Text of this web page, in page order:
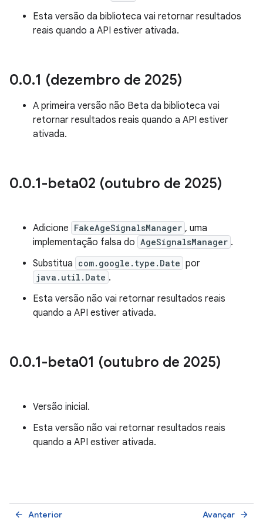
Esta versão da biblioteca vai retornar resultados
reais quando a API estiver ativada.
0.0.1 (dezembro de 2025)
A primeira versão não Beta da biblioteca vai
retornar resultados reais quando a API estiver
ativada.
0.0.1-beta02 (outubro de 2025)
Adicione FakeAgeSignalsManager , uma
implementação falsa do AgeSignalsManager .
Substitua com.google.type.Date por
java.util.Date .
Esta versão não vai retornar resultados reais
quando a API estiver ativada.
0.0.1-beta01 (outubro de 2025)
Versão inicial.
Esta versão não vai retornar resultados reais
quando a API estiver ativada.
Anterior
arrow_back Avançar arrow_forward